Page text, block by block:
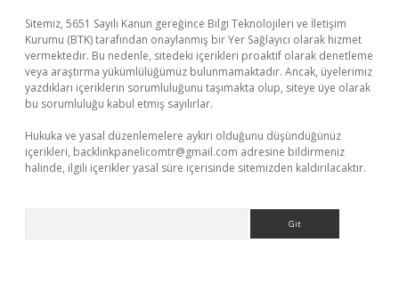
Sitemiz, 5651 Sayılı Kanun gereğince Bilgi Teknolojileri ve İletişim
Kurumu (BTK) tarafından onaylanmış bir Yer Sağlayıcı olarak hizmet
vermektedir. Bu nedenle, sitedeki içerikleri proaktif olarak denetleme
veya araştırma yükümlülüğümüz bulunmamaktadır. Ancak, üyelerimiz
yazdıkları içeriklerin sorumluluğunu taşımakta olup, siteye üye olarak
bu sorumluluğu kabul etmiş sayılırlar.
Hukuka ve yasal düzenlemelere aykırı olduğunu düşündüğünüz
içerikleri, backlinkpanelicomtr@gmail.com adresine bildirmeniz
halinde, ilgili içerikler yasal süre içerisinde sitemizden kaldırılacaktır.